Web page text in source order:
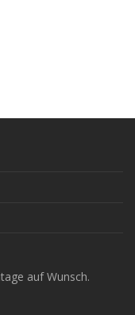
auf Wunsch.